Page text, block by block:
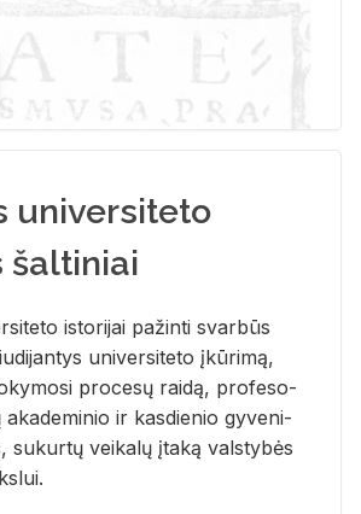
universiteto
šaltiniai
is­to­ri­jai pa­žin­ti svar­būs
uni­ver­si­te­to įkū­ri­mą,
pro­ce­sų rai­dą, pro­fe­so­
aka­de­mi­nio ir kas­die­nio gy­ve­ni­
su­kur­tų vei­ka­lų įta­ką vals­ty­bės